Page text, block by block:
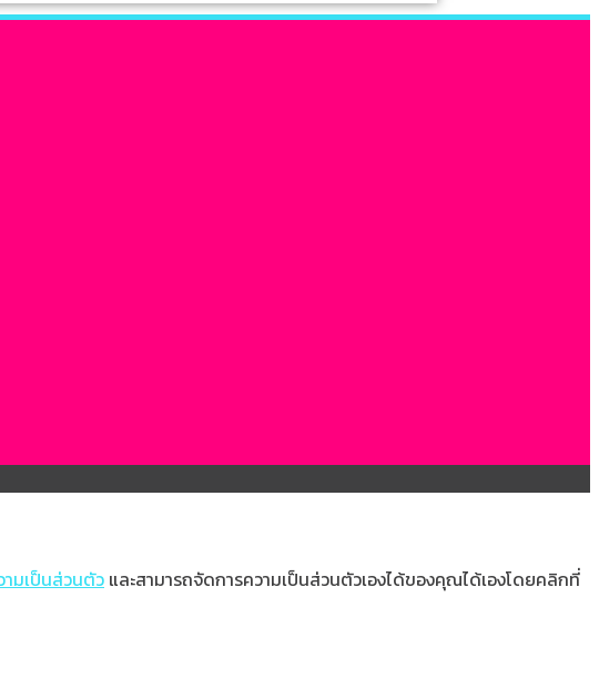
ามเป็นส่วนตัว และสามารถจัดการความเป็นส่วนตัวเองได้ของคุณได้เองโดยคลิกที่